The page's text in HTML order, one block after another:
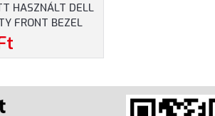
HASZNÁLT DELL
FRONT BEZEL
R430 R620
KEY (28CWJ-REF)